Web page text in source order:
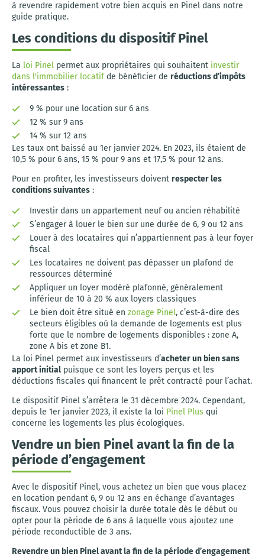
à revendre rapidement votre bien acquis en Pinel dans notre
guide pratique.
Les conditions du dispositif Pinel
La loi Pinel permet aux propriétaires qui souhaitent investir
dans l'immobilier locatifde bénéficier de réductions d’impôts
intéressantes :
9 % pour une location sur 6 ans
12 % sur 9 ans
14 % sur 12 ans
Les taux ont baissé au 1er janvier 2024. En 2023, ils étaient de
10,5 % pour 6 ans, 15 % pour 9 ans et 17,5 % pour 12 ans.
Pour en profiter, les investisseurs doivent respecter les
conditions suivantes :
Investir dans un appartement neuf ou ancien réhabilité
S’engager à louer le bien sur une durée de 6, 9 ou 12 ans
Louer à des locataires qui n’appartiennent pas à leur foyer
fiscal
Les locataires ne doivent pas dépasser un plafond de
ressources déterminé
Appliquer un loyer modéré plafonné, généralement
inférieur de 10 à 20 % aux loyers classiques
Le bien doit être situé en zonage Pinel, c’est-à-dire des
secteurs éligibles où la demande de logements est plus
forte que le nombre de logements disponibles : zone A,
zone A bis et zone B1.
La loi Pinel permet aux investisseurs d’acheter un bien sans
apport initial puisque ce sont les loyers perçus et les
déductions fiscales qui financent le prêt contracté pour l’achat.
Le dispositif Pinel s’arrêtera le 31 décembre 2024. Cependant,
depuis le 1er janvier 2023, il existe la loi Pinel Plus qui
concerne les logements les plus écologiques.
Vendre un bien Pinel avant la fin de la
période d’engagement
Avec le dispositif Pinel, vous achetez un bien que vous placez
en location pendant 6, 9 ou 12 ans en échange d’avantages
fiscaux. Vous pouvez choisir la durée totale dès le début ou
opter pour la période de 6 ans à laquelle vous ajoutez une
période reconductible de 3 ans.
Revendre un bien Pinel avant la fin de la période d’engagement